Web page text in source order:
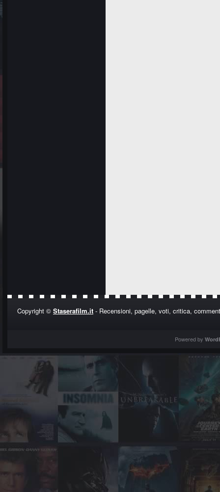
Copyright © Staserafilm.it - Recensioni, pagelle, voti, critica,
Powered by